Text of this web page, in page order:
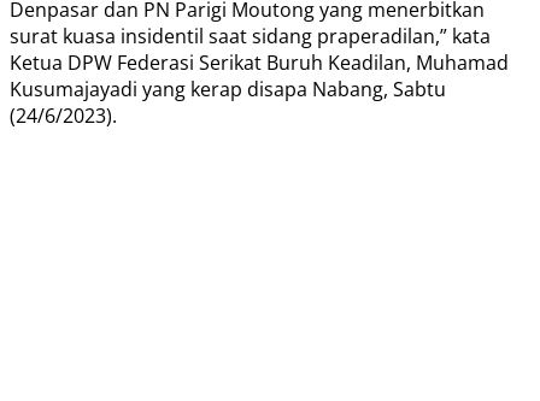
Denpasar dan PN Parigi Moutong yang menerbitkan
surat kuasa insidentil saat sidang praperadilan,” kata
Ketua DPW Federasi Serikat Buruh Keadilan, Muhamad
Kusumajayadi yang kerap disapa Nabang, Sabtu
(24/6/2023).